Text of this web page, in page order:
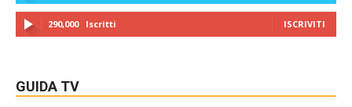
290,000 Iscritti ISCRIVITI
GUIDA TV